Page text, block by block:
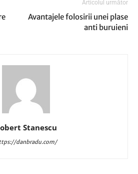
Articolul următor
Avantajele folosirii unei plase
anti buruieni
Stanescu
danbradu.com/